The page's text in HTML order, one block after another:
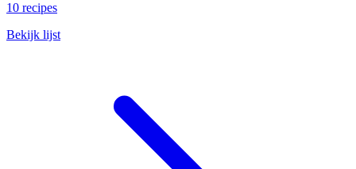
10 recipes
Bekijk lijst